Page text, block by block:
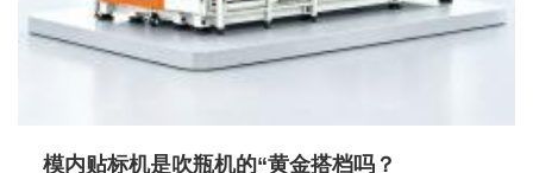
模内贴标机是吹瓶机的“黄金搭档吗？